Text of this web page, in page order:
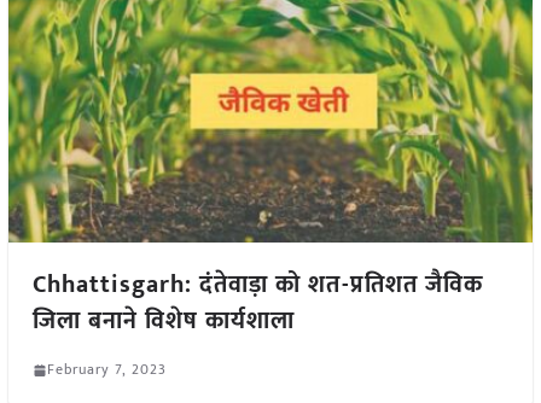
Chhattisgarh: दंतेवाड़ा को शत-प्रतिशत जैविक
जिला बनाने विशेष कार्यशाला
February 7, 2023